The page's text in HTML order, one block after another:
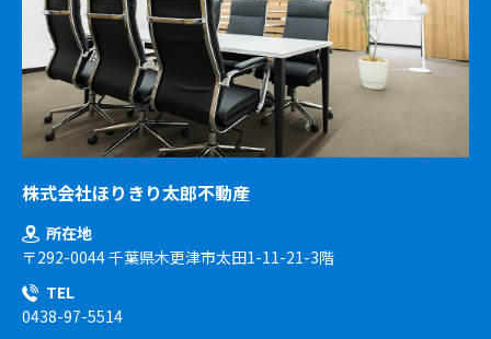
株式会社ほりきり太郎不動産
所在地
〒292-0044 千葉県木更津市太田1-11-21-3階
TEL
0438-97-5514